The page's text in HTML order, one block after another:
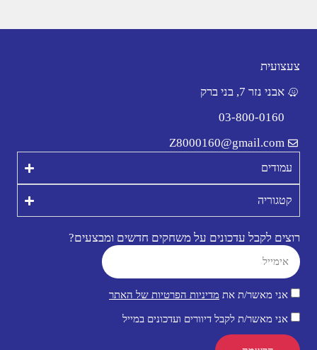
צעצועית
אבני נזר 7, בני ברק
03-800-0160
Z8000160@gmail.com
עמודים
קטגוריה
רוצים לקבל עדכונים על משחקים חדשים ומבצעים?
אני מאשר/ת את מדיניות הפרטיות של האתר
אני מאשר/ת לקבל דיוורים ועדכונים במייל